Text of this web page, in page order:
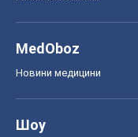
MedOboz
Новини медицини
Шоу